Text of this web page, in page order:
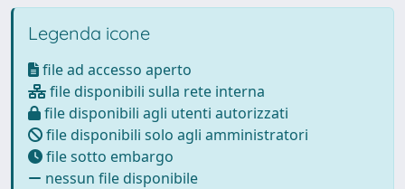
Legenda icone
file ad accesso aperto
file disponibili sulla rete interna
file disponibili agli utenti autorizzati
file disponibili solo agli amministratori
file sotto embargo
nessun file disponibile